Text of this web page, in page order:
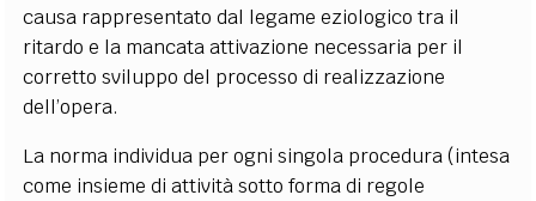
causa rappresentato dal legame eziologico tra il
ritardo e la mancata attivazione necessaria per il
corretto sviluppo del processo di realizzazione
dell’opera.
La norma individua per ogni singola procedura (intesa
come insieme di attività sotto forma di regole